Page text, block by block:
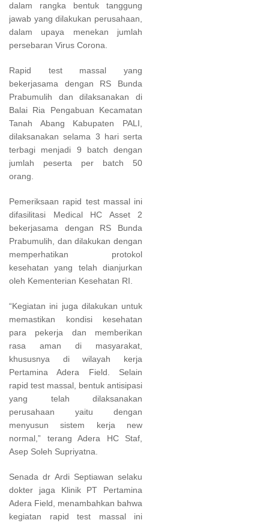
dalam rangka bentuk tanggung
jawab yang dilakukan perusahaan,
dalam upaya menekan jumlah
persebaran Virus Corona.
Rapid test massal yang
bekerjasama dengan RS Bunda
Prabumulih dan dilaksanakan di
Balai Ria Pengabuan Kecamatan
Tanah Abang Kabupaten PALI,
dilaksanakan selama 3 hari serta
terbagi menjadi 9 batch dengan
jumlah peserta per batch 50
orang.
Pemeriksaan rapid test massal ini
difasilitasi Medical HC Asset 2
bekerjasama dengan RS Bunda
Prabumulih, dan dilakukan dengan
memperhatikan protokol
kesehatan yang telah dianjurkan
oleh Kementerian Kesehatan RI.
“Kegiatan ini juga dilakukan untuk
memastikan kondisi kesehatan
para pekerja dan memberikan
rasa aman di masyarakat,
khususnya di wilayah kerja
Pertamina Adera Field. Selain
rapid test massal, bentuk antisipasi
yang telah dilaksanakan
perusahaan yaitu dengan
menyusun sistem kerja new
normal,” terang Adera HC Staf,
Asep Soleh Supriyatna.
Senada dr Ardi Septiawan selaku
dokter jaga Klinik PT Pertamina
Adera Field, menambahkan bahwa
kegiatan rapid test massal ini